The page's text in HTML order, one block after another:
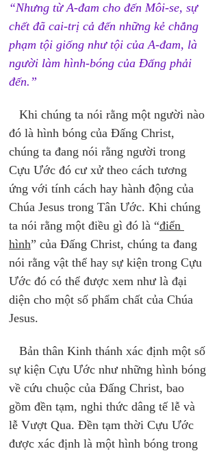
“Nhưng từ A-đam cho đến Môi-se, sự
chết đã cai-trị cả đến những kẻ chẳng
phạm tội giống như tội của A-đam, là
người làm hình-bóng của Đấng phải
đến.”
Khi chúng ta nói rằng một người nào
đó là hình bóng của Đấng Christ,
chúng ta đang nói rằng người trong
Cựu Ước đó cư xử theo cách tương
ứng với tính cách hay hành động của
Chúa Jesus trong Tân Ước. Khi chúng
ta nói rằng một điều gì đó là “điển
hình” của Đấng Christ, chúng ta đang
nói rằng vật thể hay sự kiện trong Cựu
Ước đó có thể được xem như là đại
diện cho một số phẩm chất của Chúa
Jesus.
Bản thân Kinh thánh xác định một số
sự kiện Cựu Ước như những hình bóng
về cứu chuộc của Đấng Christ, bao
gồm đền tạm, nghi thức dâng tế lễ và
lễ Vượt Qua. Đền tạm thời Cựu Ước
được xác định là một hình bóng trong